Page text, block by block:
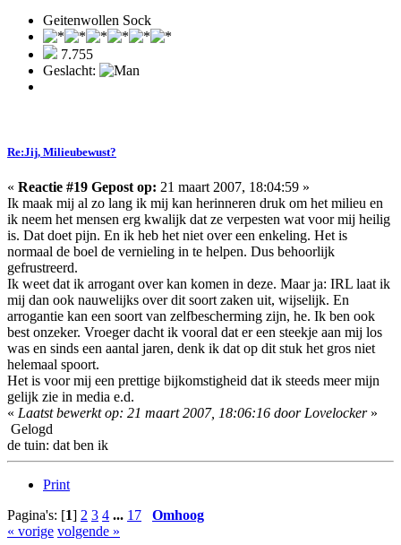
Geitenwollen Sock
7.755
Geslacht:
Re:Jij, Milieubewust?
« Reactie #19 Gepost op: 21 maart 2007, 18:04:59 »
Ik maak mij al zo lang ik mij kan herinneren druk om het milieu en
ik neem het mensen erg kwalijk dat ze verpesten wat voor mij heilig
is. Dat doet pijn. En ik heb het niet over een enkeling. Het is
normaal de boel de vernieling in te helpen. Dus behoorlijk
gefrustreerd.
Ik weet dat ik arrogant over kan komen in deze. Maar ja: IRL laat ik
mij dan ook nauwelijks over dit soort zaken uit, wijselijk. En
arrogantie kan een soort van zelfbescherming zijn, he. Ik ben ook
best onzeker. Vroeger dacht ik vooral dat er een steekje aan mij los
was en sinds een aantal jaren, denk ik dat op dit stuk het gros niet
helemaal spoort.
Het is voor mij een prettige bijkomstigheid dat ik steeds meer mijn
gelijk zie in media e.d.
« Laatst bewerkt op: 21 maart 2007, 18:06:16 door Lovelocker»
Gelogd
de tuin: dat ben ik
Print
Pagina's: [1] 2 3 4 ... 17
Omhoog
« vorige volgende »